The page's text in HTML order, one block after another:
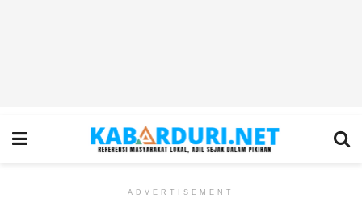
ADVERTISEMENT